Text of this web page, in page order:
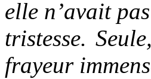
elle n’avait
tristesse.
frayeur